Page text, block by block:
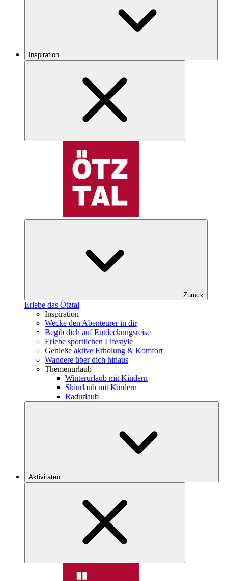
Inspiration
Zurück
Erlebe das Ötztal
Inspiration
Wecke den Abenteurer in dir
Begib dich auf Entdeckungsreise
Erlebe sportlichen Lifestyle
Genieße aktive Erholung & Komfort
Wandere über dich hinaus
Themenurlaub
Winterurlaub mit Kindern
Skiurlaub mit Kindern
Radurlaub
Aktivitäten